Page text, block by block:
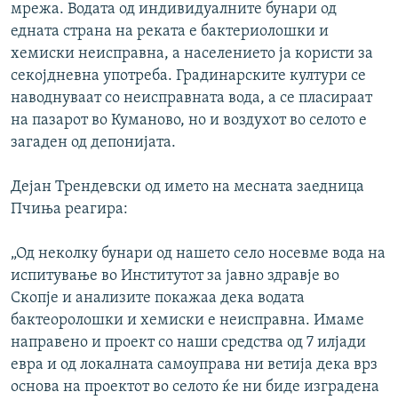
мрежа. Водата од индивидуалните бунари од
едната страна на реката е бактериолошки и
хемиски неисправна, а населението ја користи за
секојдневна употреба. Градинарските култури се
наводнуваат со неисправната вода, а се пласираат
на пазарот во Куманово, но и воздухот во селото е
загаден од депонијата.
Дејан Трендевски од името на месната заедница
Пчиња реагира:
„Од неколку бунари од нашето село носевме вода на
испитување во Институтот за јавно здравје во
Скопје и анализите покажаа дека водата
бактеоролошки и хемиски е неисправна. Имаме
направено и проект со наши средства од 7 илјади
евра и од локалната самоуправа ни ветија дека врз
основа на проектот во селото ќе ни биде изградена